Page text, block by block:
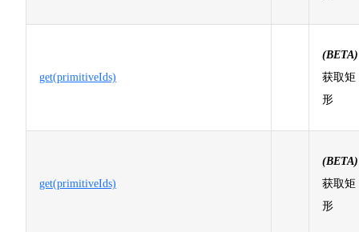
get(primitiveIds)
(BETA)
获取矩
形
get(primitiveIds)
(BETA)
获取矩
形